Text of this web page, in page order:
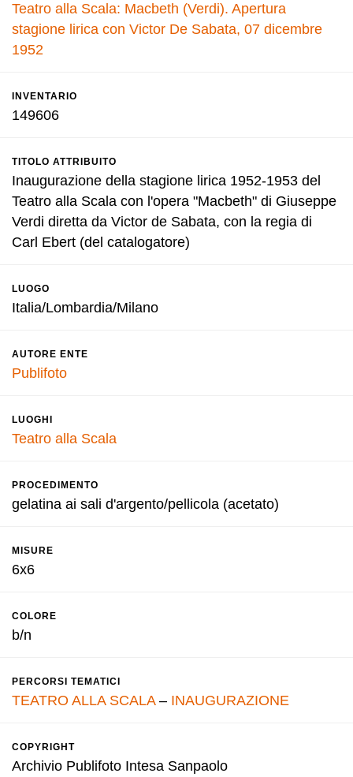
Teatro alla Scala: Macbeth (Verdi). Apertura
stagione lirica con Victor De Sabata, 07 dicembre
1952
INVENTARIO
149606
TITOLO ATTRIBUITO
Inaugurazione della stagione lirica 1952-1953 del
Teatro alla Scala con l'opera "Macbeth" di Giuseppe
Verdi diretta da Victor de Sabata, con la regia di
Carl Ebert (del catalogatore)
LUOGO
Italia/Lombardia/Milano
AUTORE ENTE
Publifoto
LUOGHI
Teatro alla Scala
PROCEDIMENTO
gelatina ai sali d'argento/pellicola (acetato)
MISURE
6x6
COLORE
b/n
PERCORSI TEMATICI
TEATRO ALLA SCALA– INAUGURAZIONE
COPYRIGHT
Archivio Publifoto Intesa Sanpaolo